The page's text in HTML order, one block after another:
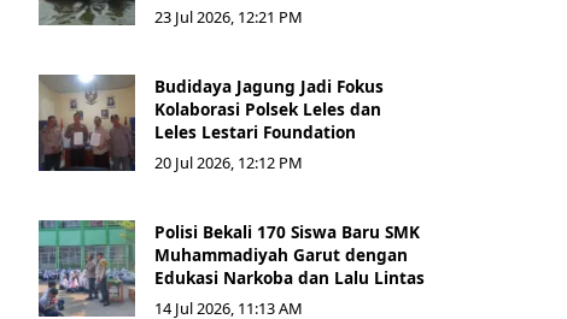
23 Jul 2026, 12:21 PM
Budidaya Jagung Jadi Fokus
Kolaborasi Polsek Leles dan
Leles Lestari Foundation
20 Jul 2026, 12:12 PM
Polisi Bekali 170 Siswa Baru SMK
Muhammadiyah Garut dengan
Edukasi Narkoba dan Lalu Lintas
14 Jul 2026, 11:13 AM